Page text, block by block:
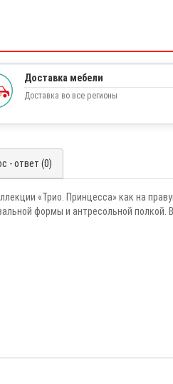
Доставка мебели
Доставка во все регионы
- ответ (0)
«Трио. Принцесса» как на
формы и антресольной